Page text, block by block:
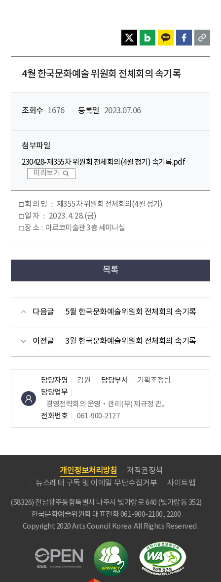
4월 한국문화예술 위원회 전체회의 속기록
조회수 1676 등록일 2023.07.06
첨부파일
230428-제355차 위원회 전체회의(4월 정기) 속기록.pdf
미리보기
□ 회 의 명 ： 제355차 위원회 전체회의(4월 정기)
□ 일 자 ： 2023. 4. 28.(금)
□ 장 소 : 아르코미술관 3층 세미나실
목록
다음글 5월 한국문화예술위원회 전체회의 속기록
이전글 3월 한국문화예술위원회 전체회의 속기록
담당자명 김원 담당부서
기획조정팀
담당업무
경영전략회의 운영‧관리(부) 제규정 관...
전화번호
061-900-2127
개인정보처리방침
저작권정책
뉴스레터 구독 및 이메일 무단수집거부
사이트맵
(58326) 전남광주통합특별시 나주시 빛가람로 640 (빛가람동 352)
한국문화예술위원회 대표전화 061-900-2100, 2200
Copyright 2020 Arts Council Korea. All Rights Reserved.